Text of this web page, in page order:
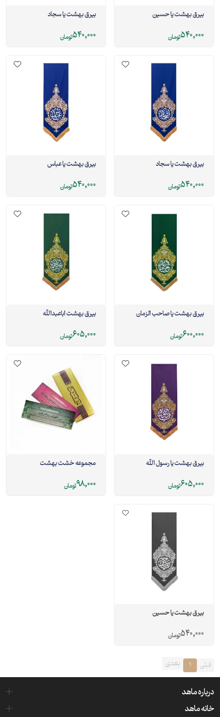
بيرق بهشت يا حسين
540,000تومان
بيرق بهشت يا سجاد
540,000تومان
بيرق بهشت يا سجاد
540,000تومان
بيرق بهشت يا عباس
540,000تومان
بیرق بهشت یا صاحب الزمان
600,000تومان
بیرق بهشت اباعبدالله
605,000تومان
بیرق بهشت یا رسول الله
605,000تومان
مجموعه خشت بهشت
98,000تومان
بيرق بهشت يا حسين
540,000تومان
قبلی 1 بعدی
درباره ماهد
خانه ماهد